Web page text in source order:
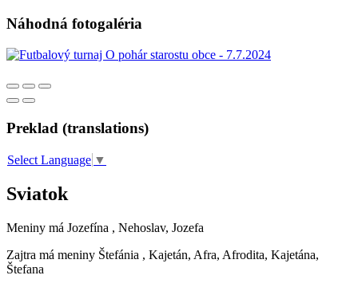
Náhodná fotogaléria
Preklad (translations)
Select Language ▼
Sviatok
Meniny má Jozefína , Nehoslav, Jozefa
Zajtra má meniny Štefánia , Kajetán, Afra, Afrodita, Kajetána,
Štefana